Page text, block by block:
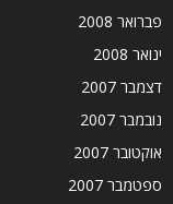
פברואר 2008
ינואר 2008
דצמבר 2007
נובמבר 2007
אוקטובר 2007
ספטמבר 2007